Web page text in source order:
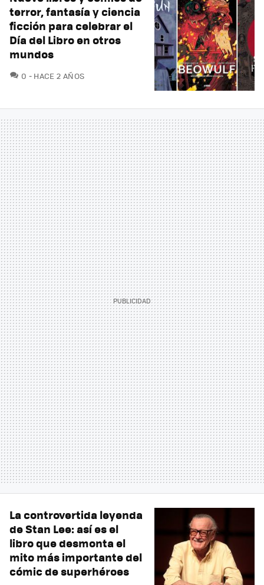
terror, fantasía y ciencia
ficción para celebrar el
Día del Libro en otros
mundos
0 COMENTARIOS
HACE 2 AÑOS
La controvertida leyenda
de Stan Lee: así es el
libro que desmonta el
mito más importante del
cómic de superhéroes